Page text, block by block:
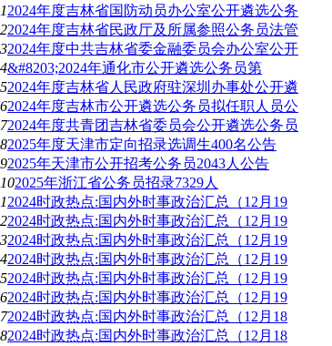
12024年度吉林省国防动员办公室公开遴选公务
22024年度吉林省民政厅及所属参照公务员法管
32024年度中共吉林省委金融委员会办公室公开
4&#8203;2024年通化市公开遴选公务员第
52024年度吉林省人民政府驻深圳办事处公开遴
62024年度吉林市公开遴选公务员拟任职人员公
72024年度共青团吉林省委员会公开遴选公务员
82025年度天津市定向招录选调生400名公告
92025年天津市公开招考公务员2043人公告
102025年浙江省公务员招录7329人
12024时政热点:国内外时事政治汇总（12月19
22024时政热点:国内外时事政治汇总（12月19
32024时政热点:国内外时事政治汇总（12月19
42024时政热点:国内外时事政治汇总（12月19
52024时政热点:国内外时事政治汇总（12月19
62024时政热点:国内外时事政治汇总（12月19
72024时政热点:国内外时事政治汇总（12月18
82024时政热点:国内外时事政治汇总（12月18